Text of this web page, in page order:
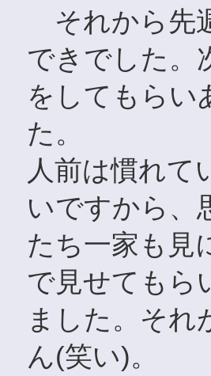
それから先
できでした。
をしてもらい
た。
人前は慣れて
いですから、
たち一家も見
で見せてもら
ました。それ
ん(笑い)。